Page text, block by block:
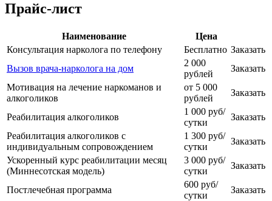
Прайс-лист
Наименование
Цена
Консультация нарколога по телефону
Бесплатно Заказать
Вызов врача-нарколога на дом
2 000
рублей
Заказать
Мотивация на лечение наркоманов и
алкоголиков
от 5 000
рублей
Заказать
Реабилитация алкоголиков
1 000 руб/
сутки
Заказать
Реабилитация алкоголиков с
индивидуальным сопровождением
1 300 руб/
сутки
Заказать
Ускоренный курс реабилитации месяц
(Миннесотская модель)
3 000 руб/
сутки
Заказать
Постлечебная программа
600 руб/
сутки
Заказать